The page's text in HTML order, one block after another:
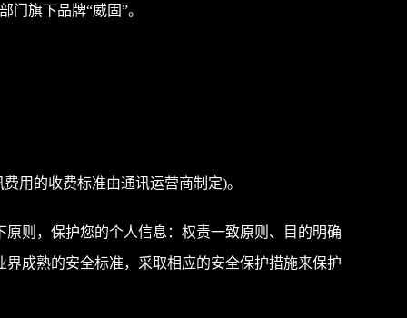
门旗下品牌“威固”。
用的收费标准由通讯运营商制定)。
则，保护您的个人信息：权责一致原则、目的明确
成熟的安全标准，采取相应的安全保护措施来保护